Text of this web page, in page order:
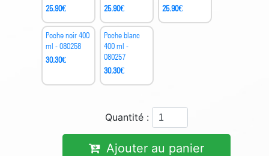
25.90€
25.90€
25.90€
Poche noir 400
ml - 080258
30.30€
Poche blanc
400 ml -
080257
30.30€
Quantité :
Ajouter au panier